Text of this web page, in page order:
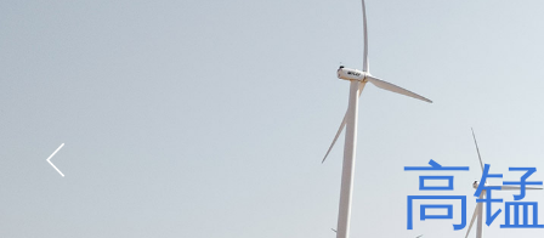
高